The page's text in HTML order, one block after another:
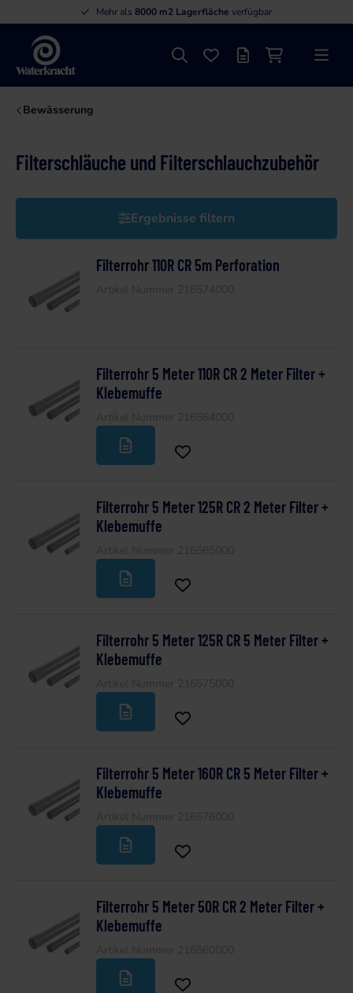
Mehr als8000 m2 Lagerfläche verfügbar
Waterkracht
SucheFavoritenAngebotslisteMenü
Bewässerung
Filterschläuche und Filterschlauchzubehör
Ergebnisse filtern
Filterrohr 110R CR 5m Perforation
Filterrohr 5 Meter 110R CR 2 Meter Filter +
Klebemuffe
Filterrohr 5 Meter 125R CR 2 Meter Filter +
Klebemuffe
Filterrohr 5 Meter 125R CR 5 Meter Filter +
Klebemuffe
Filterrohr 5 Meter 160R CR 5 Meter Filter +
Klebemuffe
Filterrohr 5 Meter 50R CR 2 Meter Filter +
Klebemuffe